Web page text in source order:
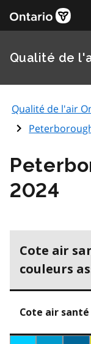
Qualité de
Qualité de l'air
2024
Cote air
couleurs
Cote air